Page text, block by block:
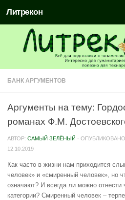
Литрекон
БАНК АРГУМЕНТОВ
Аргументы на тему:
романах Ф.М.
АВТОР: САМЫЙ ЗЕЛЁНЫЙ · ОПУБЛИКОВАНО
12.10.2019
Как часто в жизни нам приходится
человек» и «смиренный человек», но
означают? И всегда ли можно отнести
категории? Смиренный человек –